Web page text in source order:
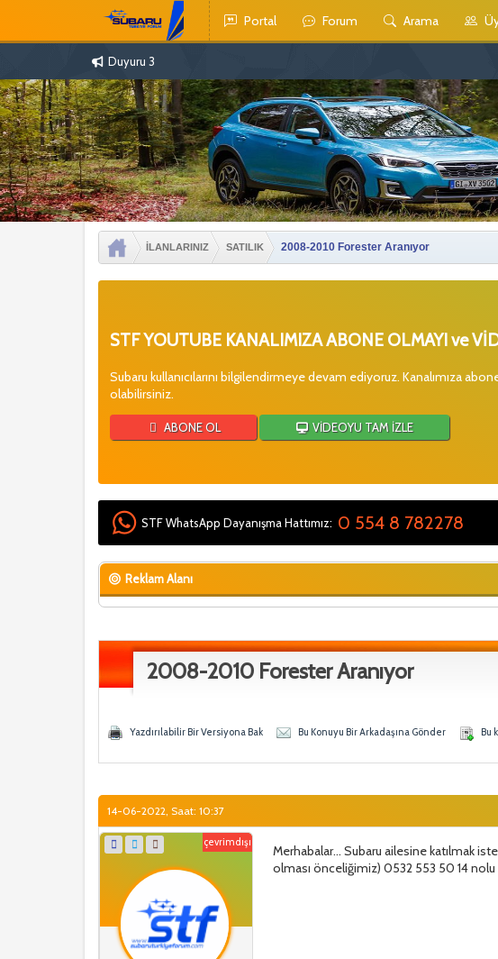
Portal Forum Arama
Duyuru 3
İLANLARINIZ SATILIK 2008-2010 Forester Aranıyor
STF YOUTUBE KANALIMIZA ABONE OLMAYI ve
Subaru kullanıcılarını bilgilendirmeye devam ediyoruz. Kanalımıza
olabilirsiniz.
ABONE OL VİDEOYU TAM İZLE
STF WhatsApp Dayanışma Hattımız: 0 554 8 782278
Reklam Alanı
2008-2010 Forester Aranıyor
Yazdırılabilir Bir Versiyona Bak Bu Konuyu Bir Arkadaşına Gönder Bu
14-06-2022, Saat: 10:37
çevrimdışı
Merhabalar... Subaru ailesine katılmak
olması önceliğimiz) 0532 553 50 14